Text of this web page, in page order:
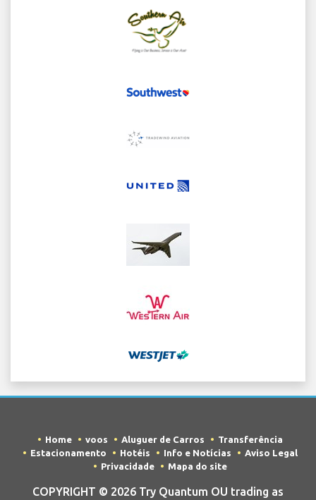
Home voos Aluguer de Carros
Transferência
Estacionamento
Hotéis Info e Notícias
Aviso Legal
Privacidade
Mapa do site
COPYRIGHT © 2026 Try Quantum OU trading as